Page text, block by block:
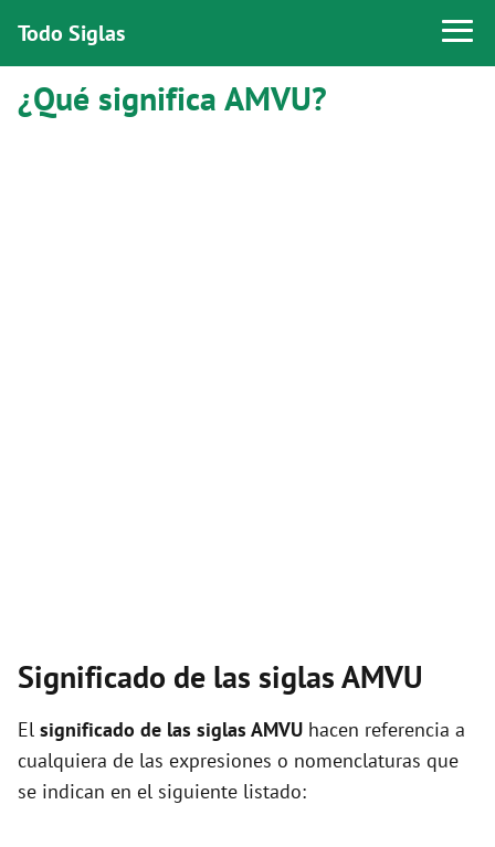
Todo Siglas
¿Qué significa AMVU?
Significado de las siglas AMVU
El significado de las siglas AMVU hacen referencia a
cualquiera de las expresiones o nomenclaturas que
se indican en el siguiente listado: